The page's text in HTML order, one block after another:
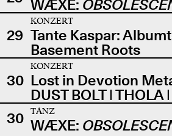
WÆXE:
29
KONZERT
Tante Kaspar:
Basement Roots
30
KONZERT
Lost in Devotion
DUST BOLT | THOLA
30
TANZ
WÆXE: